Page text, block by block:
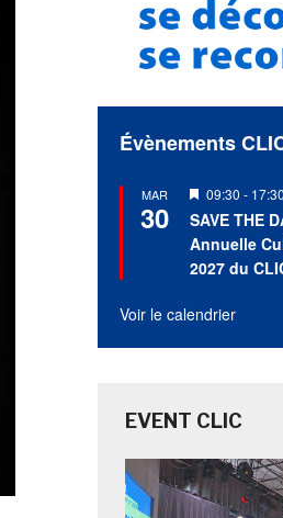
Évènements
MAR
30
Mis
en
avant
09:30 - 17:30
SAVE THE
Annuelle
2027 du
Voir le calendrier
EVENT CLIC